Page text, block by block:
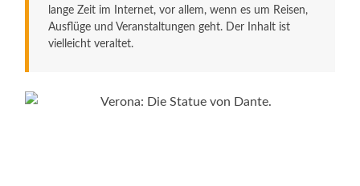
lange Zeit im Internet, vor allem, wenn es um Reisen,
Ausflüge und Veranstaltungen geht. Der Inhalt ist
vielleicht veraltet.